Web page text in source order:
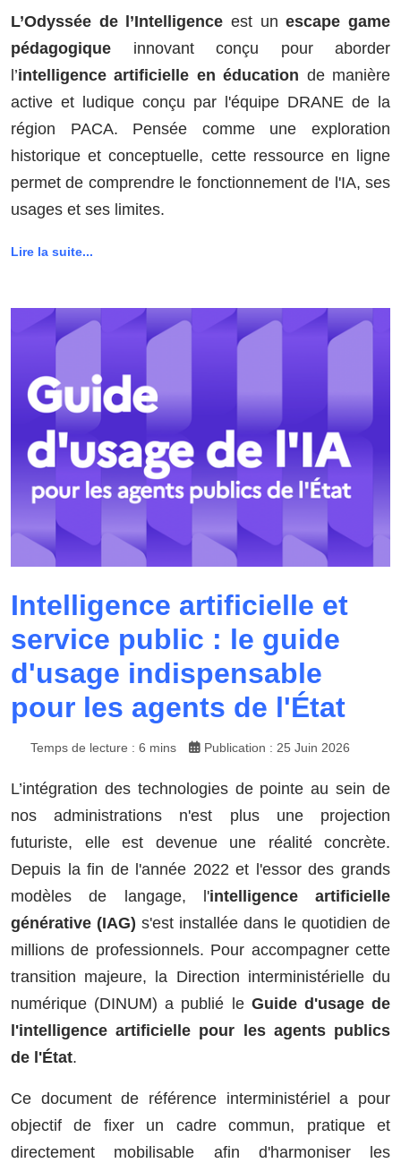
L’Odyssée de l’Intelligence est unescape game
pédagogique innovant conçu pour aborder
l’intelligence artificielle en éducation de manière
active et ludique conçu par l'équipe DRANE de la
région PACA. Pensée comme une exploration
historique et conceptuelle, cette ressource en ligne
permet de comprendre le fonctionnement de l'IA, ses
usages et ses limites.
Lire la suite...
Intelligence artificielle et
service public : le guide
d'usage indispensable
pour les agents de l'État
Temps de lecture : 6 mins Publication : 25 Juin 2026
L’intégration des technologies de pointe au sein de
nos administrations n'est plus une projection
futuriste, elle est devenue une réalité concrète.
Depuis la fin de l'année 2022 et l'essor des grands
modèles de langage, l'intelligence artificielle
générative (IAG) s'est installée dans le quotidien de
millions de professionnels. Pour accompagner cette
transition majeure, la Direction interministérielle du
numérique (DINUM) a publié le Guide d'usage de
l'intelligence artificielle pour les agents publics
de l'État.
Ce document de référence interministériel a pour
objectif de fixer un cadre commun, pratique et
directement mobilisable afin d'harmoniser les